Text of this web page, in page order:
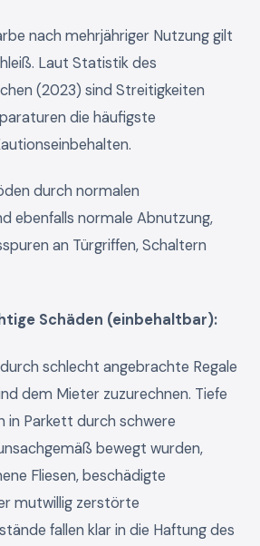
nach mehrjähriger Nutzung gilt
Laut Statistik des
(2023) sind Streitigkeiten
die häufigste
durch normalen
ebenfalls normale Abnutzung,
an Türgriffen, Schaltern
Schäden (einbehaltbar):
schlecht angebrachte Regale
dem Mieter zuzurechnen. Tiefe
in Parkett durch schwere
bewegt wurden,
Fliesen, beschädigte
mutwillig zerstörte
fallen klar in die Haftung des